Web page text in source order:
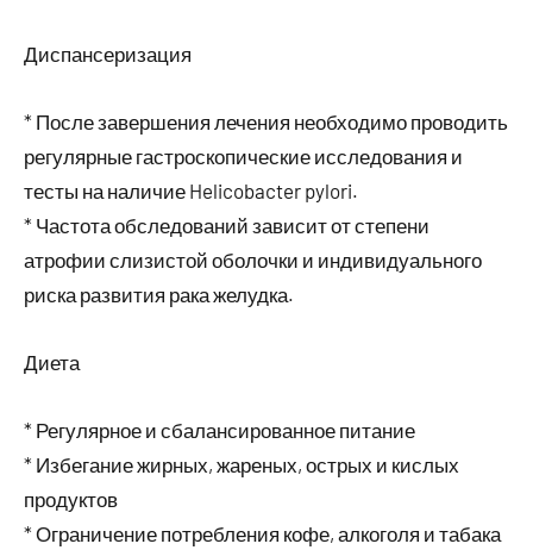
Диспансеризация
* После завершения лечения необходимо проводить
регулярные гастроскопические исследования и
тесты на наличие Helicobacter pylori.
* Частота обследований зависит от степени
атрофии слизистой оболочки и индивидуального
риска развития рака желудка.
Диета
* Регулярное и сбалансированное питание
* Избегание жирных, жареных, острых и кислых
продуктов
* Ограничение потребления кофе, алкоголя и табака